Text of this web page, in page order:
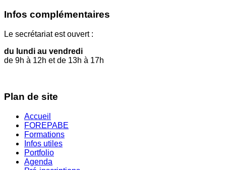
Infos complémentaires
Le secrétariat est ouvert :
du lundi au vendredi
de 9h à 12h et de 13h à 17h
Plan de site
Accueil
FOREPABE
Formations
Infos utiles
Portfolio
Agenda